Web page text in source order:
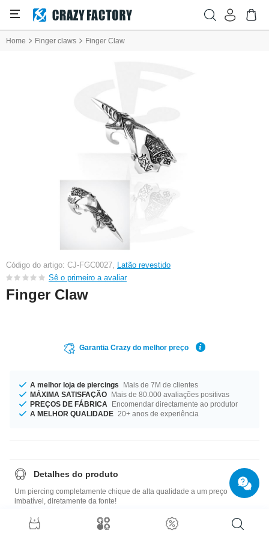
Home Finger claws Finger Claw
Código do artigo: CJ-FGC0027, Latão revestido
Sê o primeiro a avaliar
Finger Claw
Garantia Crazy do melhor preço
A melhor loja de piercings
Mais de 7M de clientes
MÁXIMA SATISFAÇÃO Mais de 80.000 avaliações positivas
PREÇOS DE FÁBRICA
Encomendar directamente ao produtor
A MELHOR QUALIDADE 20+ anos de experiência
Detalhes do produto
Um piercing completamente chique de alta qualidade a um preço
imbatível, diretamente da fonte!
Guia de tamanhos